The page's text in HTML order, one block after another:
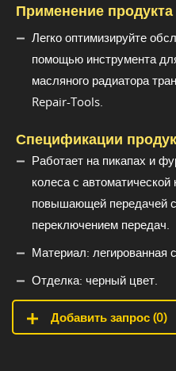
Применение продукта
Легко оптимизируйте
помощью инструмента
масляного радиатора
Repair-Tools.
Спецификации
Работает на пикапах и
колеса с автоматической
повышающей передачей
переключением передач.
Материал: легированная
Отделка: черный цвет.
Добавить запрос (0)